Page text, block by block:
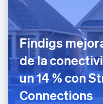
Findigs
de la
un 14 % con
Connections
English
Italiano
Dinamarca
English
Emiratos Árabes
English
Eslovaquia
English
Eslovenia